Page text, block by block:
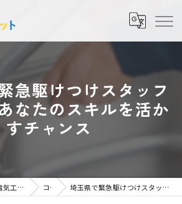
急駆けつけスタッフ
なたのスキルを活か
すチャンス
埼玉県吉川市で電気工事の求人なら株式会社フォーセット コラム 埼玉県で緊急駆けつけスタッフを募集！あなたのスキルを活かすチャンス